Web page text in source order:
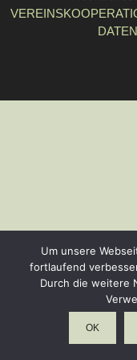
Um unsere
fortlaufend
Durch die weitere
OK